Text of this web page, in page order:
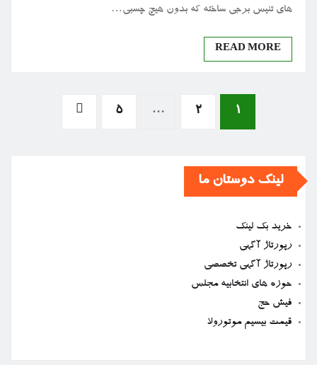
های تنیس برجی ساخته که بدون هیچ چسبی…
READ MORE
صفحه‌بندی
1
2
…
5
لینک دوستان ما
خرید بک لینک
رپورتاژ آگهی
رپورتاژ آگهی تخصصی
حوزه های انتخابیه مجلس
فیش حج
قیمت بیسیم موتورولا